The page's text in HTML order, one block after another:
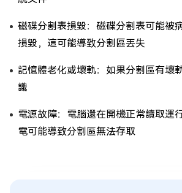
磁碟分割表損毀：磁碟分割表可能被
損毀，這可能導致分割區丟失
記憶體老化或壞軌：如果分割區有壞
識
電源故障：電腦還在開機正常讀取運
電可能導致分割區無法存取